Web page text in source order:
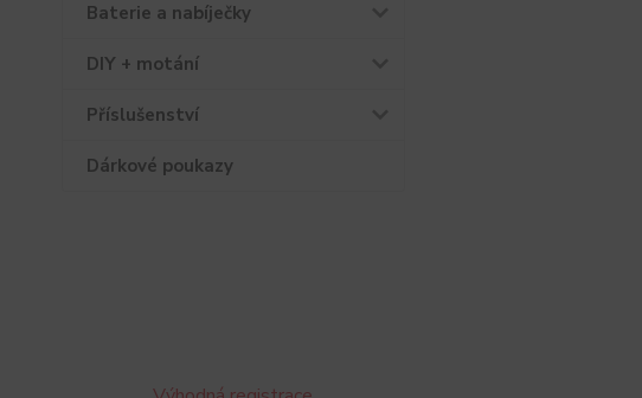
Baterie a nabíječky
DIY + motání
Příslušenství
Dárkové poukazy